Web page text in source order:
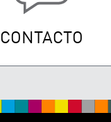
CONTACTO